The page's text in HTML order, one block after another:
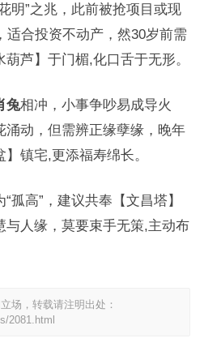
明”之兆，此前被抢项目或现
适合投资不动产，然30岁前需
芦】于门楣,化口舌于无形。
兔相冲，小事争吵易成导火
涌动，但需辨正缘孽缘，晚年
镇宅,更添福寿绵长。
孤高”，建议共奉【文昌塔】
与人缘，莫要束手无策,主动布
场，转载请注明出处：
2081.html